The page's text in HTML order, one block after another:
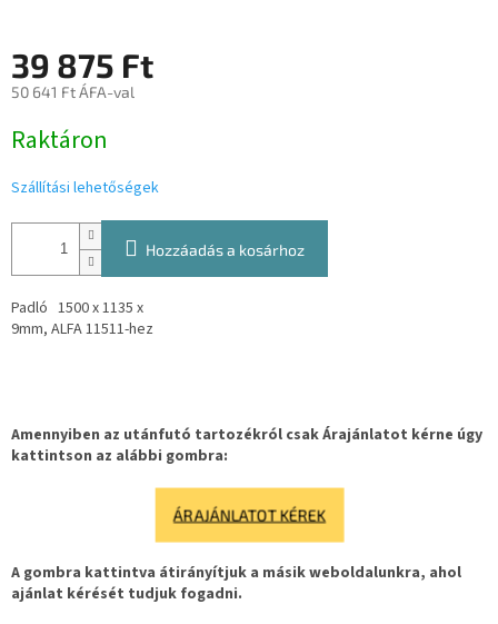
39 875 Ft
50 641 Ft ÁFA-val
Raktáron
Szállítási lehetőségek
Hozzáadás a kosárhoz
Padló 1500 x 1135 x
9mm, ALFA 11511-hez
Amennyiben az utánfutó tartozékról csak Árajánlatot kérne úgy
kattintson az alábbi gombra:
ÁRAJÁNLATOT KÉREK
A gombra kattintva átirányítjuk a másik weboldalunkra, ahol
ajánlat kérését tudjuk fogadni.